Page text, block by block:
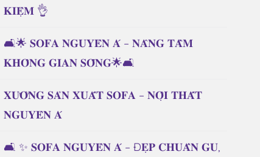
𝐊𝐈𝐄̣̂𝐌 👌
🛋️🌟 𝐒𝐎𝐅𝐀 𝐍𝐆𝐔𝐘𝐄̂𝐍 𝐀́ – 𝐍𝐀̂𝐍𝐆 𝐓𝐀̂̀𝐌
𝐊𝐇𝐎̂𝐍𝐆 𝐆𝐈𝐀𝐍 𝐒𝐎̂́𝐍𝐆🌟🛋️
𝐗𝐔̛𝐎̛̉𝐍𝐆 𝐒𝐀̉𝐍 𝐗𝐔𝐀̂́𝐓 𝐒𝐎𝐅𝐀 – 𝐍𝐎̣̂𝐈 𝐓𝐇𝐀̂́𝐓
𝐍𝐆𝐔𝐘𝐄̂𝐍 𝐀́
🛋️ ✨ 𝐒𝐎𝐅𝐀 𝐍𝐆𝐔𝐘𝐄̂𝐍 𝐀́ – Đ𝐄̣𝐏 𝐂𝐇𝐔𝐀̂̉𝐍 𝐆𝐔,